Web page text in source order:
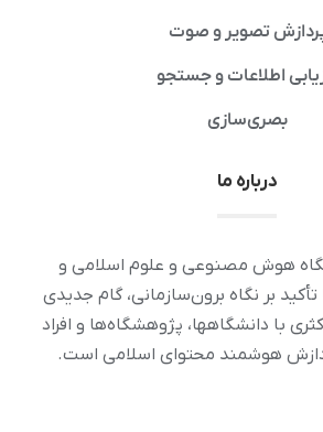
تصویر و صوت
اطلاعات و جستجو
بصری‌سازی
درباره ما
هوش مصنوعی و علوم اسلامی و
تأکید بر نگاه برون‌سازمانی، گام جدیدی
با دانشگاهها، پژوهشگاه‌ها و افراد
هوشمند محتوای اسلامی است.